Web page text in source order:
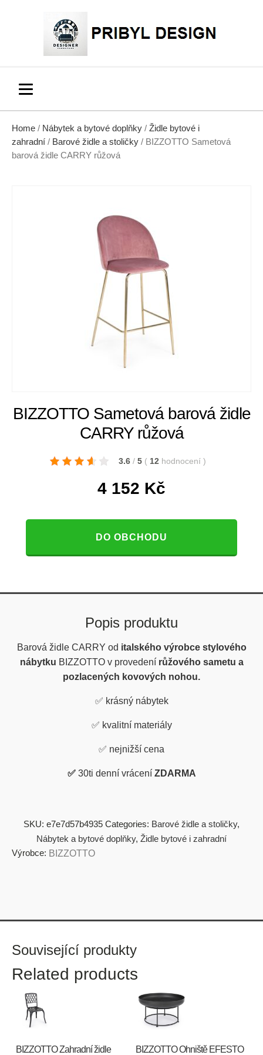
Home / Nábytek a bytové doplňky / Židle bytové i
zahradní / Barové židle a stoličky / BIZZOTTO Sametová
barová židle CARRY růžová
BIZZOTTO Sametová barová židle
CARRY růžová
3.6 / 5 ( 12 hodnocení )
4 152 Kč
DO OBCHODU
Popis produktu
Barová židle CARRY od italského výrobce stylového
nábytku BIZZOTTO v provedení růžovéhosametu a
pozlacených kovových nohou.
✅ krásný nábytek
✅ kvalitní materiály
✅ nejnižší cena
✅ 30ti denní vrácení ZDARMA
SKU: e7e7d57b4935 Categories: Barové židle a stoličky,
Nábytek a bytové doplňky, Židle bytové i zahradní
Výrobce: BIZZOTTO
Související produkty
Related products
BIZZOTTO Zahradní židle BIZZOTTO Ohniště EFESTO